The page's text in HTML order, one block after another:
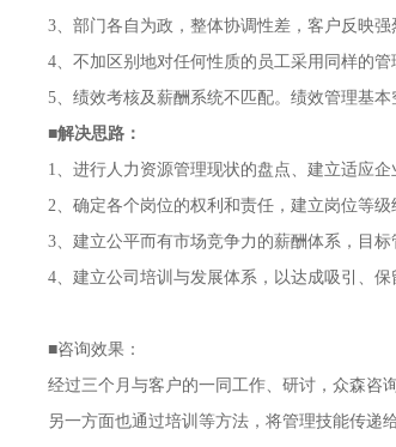
3、部门各自为政，整体协调性差，客户反映强
4、不加区别地对任何性质的员工采用同样的管
5、绩效考核及薪酬系统不匹配。绩效管理基
■解决思路：
1、进行人力资源管理现状的盘点、建立适应
2、确定各个岗位的权利和责任，建立岗位等级
3、建立公平而有市场竞争力的薪酬体系，目
4、建立公司培训与发展体系，以达成吸引、保
■咨询效果：
经过三个月与客户的一同工作、研讨，众森咨
另一方面也通过培训等方法，将管理技能传递